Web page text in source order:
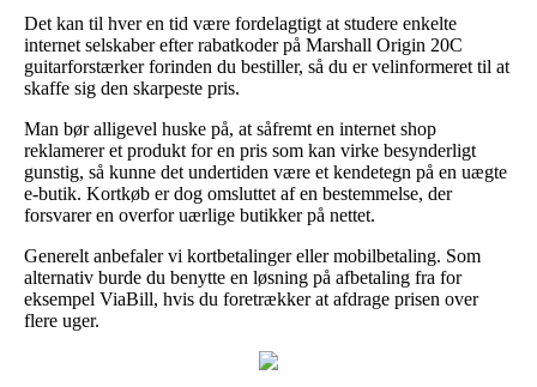
Det kan til hver en tid være fordelagtigt at studere enkelte
internet selskaber efter rabatkoder på Marshall Origin 20C
guitarforstærker forinden du bestiller, så du er velinformeret til at
skaffe sig den skarpeste pris.
Man bør alligevel huske på, at såfremt en internet shop
reklamerer et produkt for en pris som kan virke besynderligt
gunstig, så kunne det undertiden være et kendetegn på en uægte
e-butik. Kortkøb er dog omsluttet af en bestemmelse, der
forsvarer en overfor uærlige butikker på nettet.
Generelt anbefaler vi kortbetalinger eller mobilbetaling. Som
alternativ burde du benytte en løsning på afbetaling fra for
eksempel ViaBill, hvis du foretrækker at afdrage prisen over
flere uger.